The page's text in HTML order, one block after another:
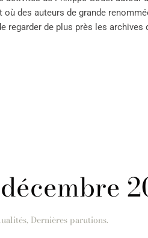
où des auteurs de grande
de plus près les archives
, Dernières parutions.